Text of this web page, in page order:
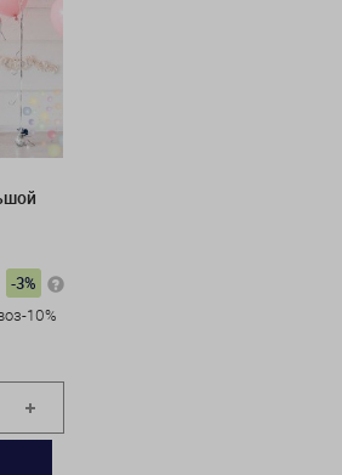
-3%
10%